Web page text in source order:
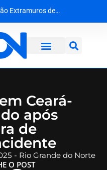
Do celular na cela ao asfalto: Operação Extramuros desmantela rede de roubo de cargas em SergipePF cumpre mandado contra investigado por armazenamento de material de abuso sexual infantojuvenil
Crime silencioso em série assusta moradores e mobiliza polícia no interior da ParaíbaGolpe no cofre do crime: operação desmantela rede de extorsão e lavagem de dinheiro na Bahia
Ceará-
após
de
- Rio Grande do Norte
O POST